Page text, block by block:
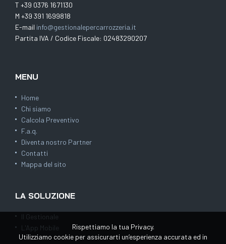
T +39 0376 1671130
M +39 391 1699818
E-mail info@gestionalepercarrozzeria.it
Partita IVA / Codice Fiscale: 02483290207
MENU
Home
Chi siamo
Calcola Preventivo
F.a.q.
Diventa nostro Partner
Contatti
Mappa del sito
LA SOLUZIONE
Il Gestionale
L'App Mobile
Rispettiamo la tua Privacy.
Utilizziamo cookie per assicurarti un’esperienza accurata ed in